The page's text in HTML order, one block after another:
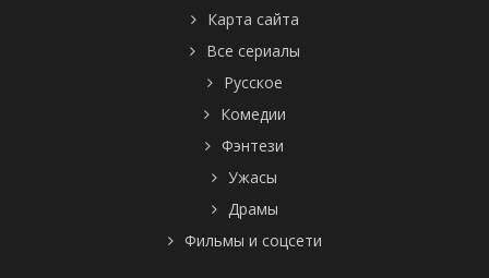
Карта сайта
Все сериалы
Русское
Комедии
Фэнтези
Ужасы
Драмы
Фильмы и соцсети